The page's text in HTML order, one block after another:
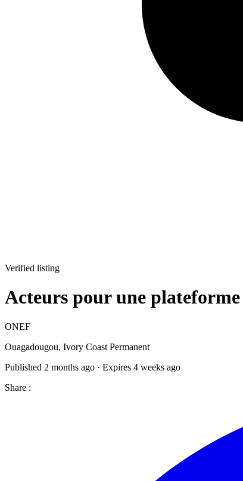
Verified listing
Acteurs pour une
ONEF
Ouagadougou, Ivory Coast Permanent
Published 2 months ago · Expires 4 weeks ago
Share :